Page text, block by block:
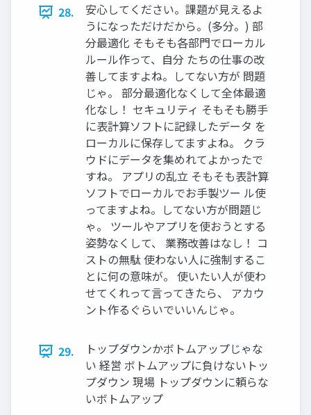
28.
安心してください。課題が見えるよ
うになっただけだから。(多分。) 部
分最適化 そもそも各部門でローカル
ルール作って、自分 たちの仕事の改
善してますよね。してない方が 問題
じゃ。 部分最適化なくして全体最適
化なし！ セキュリティ そもそも勝手
に表計算ソフトに記録したデータ を
ローカルに保存してますよね。 クラ
ウドにデータを集めれてよかったで
すね。 アプリの乱立 そもそも表計算
ソフトでローカルでお手製ツー ル使
ってますよね。してない方が問題じ
ゃ。 ツールやアプリを使おうとする
姿勢なくして、 業務改善はなし！ コ
ストの無駄 使わない人に強制するこ
とに何の意味が。 使いたい人が使わ
せてくれって言ってきたら、 アカウ
ント作るぐらいでいいんじゃ。
29.
トップダウンかボトムアップじゃな
い 経営 ボトムアップに負けないトッ
プダウン 現場 トップダウンに頼らな
いボトムアップ